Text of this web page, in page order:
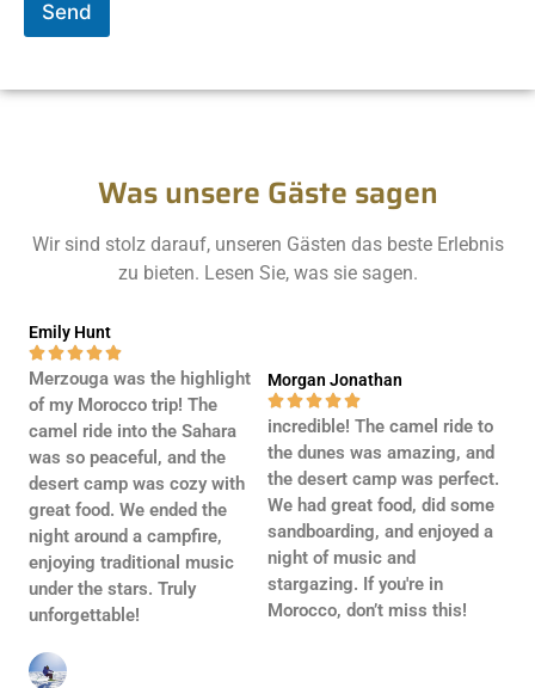
t
s
Send
Was unsere Gäste sagen
Wir sind stolz darauf, unseren Gästen das beste Erlebnis
zu bieten. Lesen Sie, was sie sagen.
Emily Hunt

Merzouga was the highlight
of my Morocco trip! The
camel ride into the Sahara
was so peaceful, and the
desert camp was cozy with
great food. We ended the
night around a campfire,
enjoying traditional music
under the stars. Truly
unforgettable!
Morgan Jonathan

incredible! The camel ride to
the dunes was amazing, and
the desert camp was perfect.
We had great food, did some
sandboarding, and enjoyed a
night of music and
stargazing. If you're in
Morocco, don’t miss this!